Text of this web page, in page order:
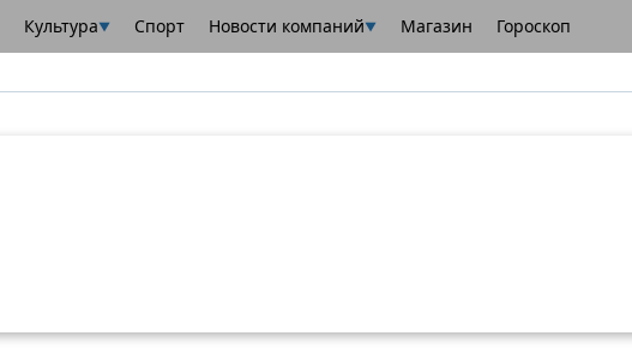
Культура▼ Спорт Новости компаний▼ Магазин Гороскоп